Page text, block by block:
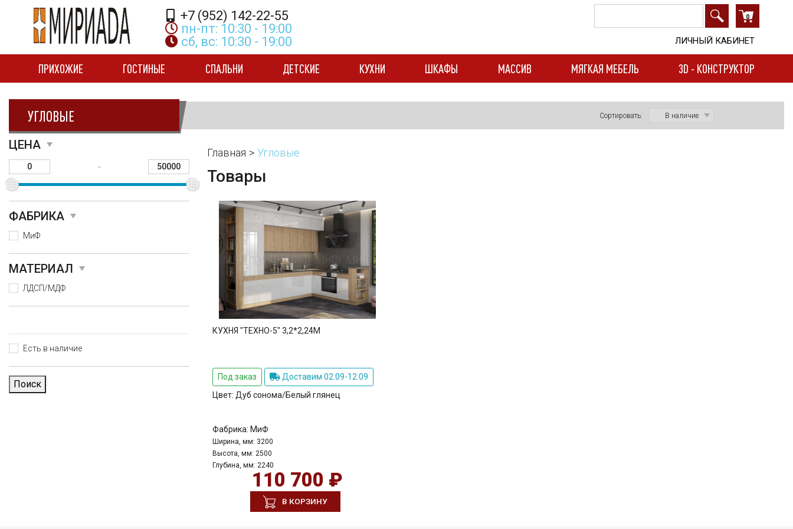
+7 (952) 142-22-55
пн-пт: 10:30 - 19:00
сб, вс: 10:30 - 19:00
0
ЛИЧНЫЙ КАБИНЕТ
ПРИХОЖИЕ ГОСТИНЫЕ СПАЛЬНИ ДЕТСКИЕ КУХНИ ШКАФЫ МАССИВ МЯГКАЯ МЕБЕЛЬ 3D - КОНСТРУКТОР
УГЛОВЫЕ Сортировать:
ЦЕНА
-
ФАБРИКА
МиФ
МАТЕРИАЛ
ЛДСП/МДФ
Есть в наличие
Поиск
Главная Угловые
Товары
КУХНЯ "ТЕХНО-5" 3,2*2,24М
Под заказ
Доставим 02.09-12.09
Цвет: Дуб сонома/Белый глянец
Фабрика: МиФ
Ширина, мм: 3200
Высота, мм: 2500
Глубина, мм: 2240
110 700 ₽
В КОРЗИНУ